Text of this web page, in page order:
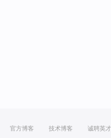
官方博客 技术博客 诚聘英才